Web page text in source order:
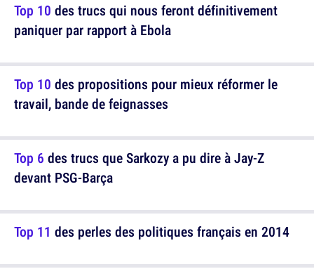
Top 10 des trucs qui nous feront définitivement
paniquer par rapport à Ebola
Top 6 des trucs que Sarkozy a pu dire à Jay-Z
devant PSG-Barça
Top 10 des propositions pour mieux réformer le
travail, bande de feignasses
Top 11 des perles des politiques français en 2014